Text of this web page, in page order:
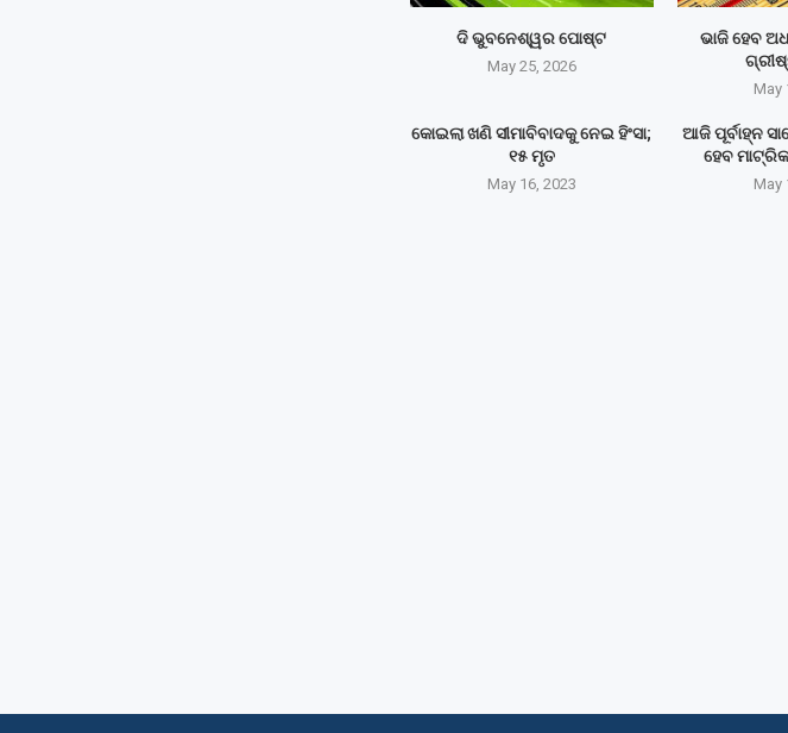
ଦି ଭୁବନେଶ୍ୱର ପୋଷ୍ଟ
May 25, 2026
ଭାଜି ହେବ
May
କୋଇଲା ଖଣି ସୀମାବିବାଦକୁ ନେଇ ହିଂସା;
୧୫ ମୃତ
May 16, 2023
ଆଜି ପୂର୍ବାହ୍ନ
ହେବ
May